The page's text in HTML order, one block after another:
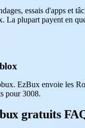
essais d'apps et
La plupart payent en
EzBux envoie les
pour 3008.
gratuits